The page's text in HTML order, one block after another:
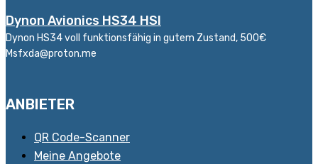
Dynon Avionics HS34 HSI
Dynon HS34 voll funktionsfähig in gutem Zustand, 500€
Msfxda@proton.me
ANBIETER
QR Code-Scanner
Meine Angebote